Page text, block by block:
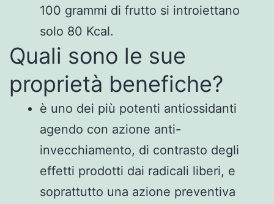
100 grammi di frutto si introiettano
solo 80 Kcal.
Quali sono le sue
proprietà benefiche?
è uno dei più potenti antiossidanti
agendo con azione anti-
invecchiamento, di contrasto degli
effetti prodotti dai radicali liberi, e
soprattutto una azione preventiva